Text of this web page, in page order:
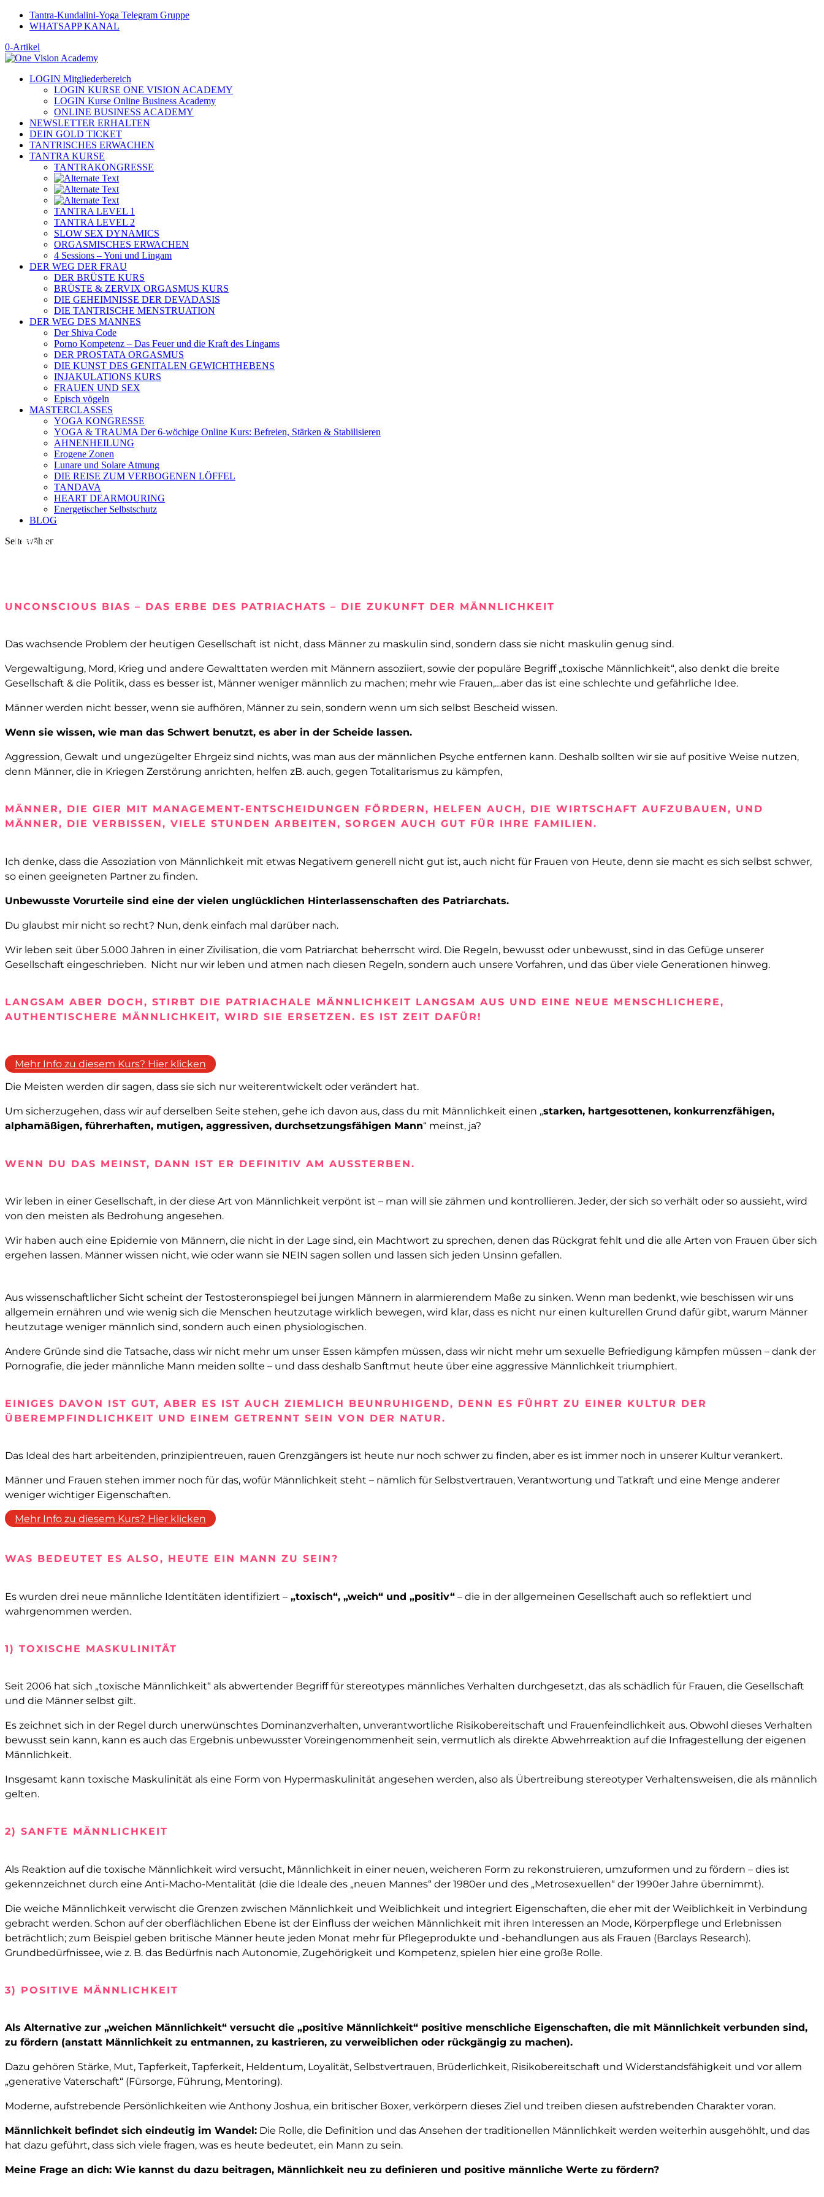
Tantra-Kundalini-Yoga Telegram Gruppe
WHATSAPP KANAL
0-Artikel
LOGIN Mitgliederbereich
LOGIN KURSE ONE VISION ACADEMY
LOGIN Kurse Online Business Academy
ONLINE BUSINESS ACADEMY
NEWSLETTER ERHALTEN
DEIN GOLD TICKET
TANTRISCHES ERWACHEN
TANTRA KURSE
TANTRAKONGRESSE
TANTRA LEVEL 1
TANTRA LEVEL 2
SLOW SEX DYNAMICS
ORGASMISCHES ERWACHEN
4 Sessions – Yoni und Lingam
DER WEG DER FRAU
DER BRÜSTE KURS
BRÜSTE & ZERVIX ORGASMUS KURS
DIE GEHEIMNISSE DER DEVADASIS
DIE TANTRISCHE MENSTRUATION
DER WEG DES MANNES
Der Shiva Code
Porno Kompetenz – Das Feuer und die Kraft des Lingams
DER PROSTATA ORGASMUS
DIE KUNST DES GENITALEN GEWICHTHEBENS
INJAKULATIONS KURS
FRAUEN UND SEX
Episch vögeln
MASTERCLASSES
YOGA KONGRESSE
YOGA & TRAUMA Der 6‑wöchige Online Kurs: Befreien, Stärken & Stabilisieren
AHNENHEILUNG
Erogene Zonen
Lunare und Solare Atmung
DIE REISE ZUM VERBOGENEN LÖFFEL
TANDAVA
HEART DEARMOURING
Energetischer Selbstschutz
BLOG
Seite wählen
Das Erbe des Patriachats
UNCONSCIOUS BIAS – DAS ERBE DES PATRIACHATS – DIE ZUKUNFT DER MÄNNLICHKEIT
Das wachsende Problem der heutigen Gesellschaft ist nicht, dass Männer zu maskulin sind, sondern dass sie nicht maskulin genug sind.
Vergewaltigung, Mord, Krieg und andere Gewalttaten werden mit Männern assoziiert, sowie der populäre Begriff „toxische Männlichkeit“, also denkt die breite
Gesellschaft & die Politik, dass es besser ist, Männer weniger männlich zu machen; mehr wie Frauen,…aber das ist eine schlechte und gefährliche Idee.
Männer werden nicht besser, wenn sie aufhören, Männer zu sein, sondern wenn um sich selbst Bescheid wissen.
Wenn sie wissen, wie man das Schwert benutzt, es aber in der Scheide lassen.
Aggression, Gewalt und ungezügelter Ehrgeiz sind nichts, was man aus der männlichen Psyche entfernen kann. Deshalb sollten wir sie auf positive Weise nutzen,
denn Männer, die in Kriegen Zerstörung anrichten, helfen zB. auch, gegen Totalitarismus zu kämpfen,
MÄNNER, DIE GIER MIT MANAGEMENT-ENTSCHEIDUNGEN FÖRDERN, HELFEN AUCH, DIE WIRTSCHAFT AUFZUBAUEN, UND
MÄNNER, DIE VERBISSEN, VIELE STUNDEN ARBEITEN, SORGEN AUCH GUT FÜR IHRE FAMILIEN.
Ich denke, dass die Assoziation von Männlichkeit mit etwas Negativem generell nicht gut ist, auch nicht für Frauen von Heute, denn sie macht es sich selbst schwer,
so einen geeigneten Partner zu finden.
Unbewusste Vorurteile sind eine der vielen unglücklichen Hinterlassenschaften des Patriarchats.
Du glaubst mir nicht so recht? Nun, denk einfach mal darüber nach.
Wir leben seit über 5.000 Jahren in einer Zivilisation, die vom Patriarchat beherrscht wird. Die Regeln, bewusst oder unbewusst, sind in das Gefüge unserer
Gesellschaft eingeschrieben. Nicht nur wir leben und atmen nach diesen Regeln, sondern auch unsere Vorfahren, und das über viele Generationen hinweg.
LANGSAM ABER DOCH, STIRBT DIE PATRIACHALE MÄNNLICHKEIT LANGSAM AUS UND EINE NEUE MENSCHLICHERE,
AUTHENTISCHERE MÄNNLICHKEIT, WIRD SIE ERSETZEN. ES IST ZEIT DAFÜR!
Mehr Info zu diesem Kurs? Hier klicken
Die Meisten werden dir sagen, dass sie sich nur weiterentwickelt oder verändert hat.
Um sicherzugehen, dass wir auf derselben Seite stehen, gehe ich davon aus, dass du mit Männlichkeit einen „starken, hartgesottenen, konkurrenzfähigen,
alphamäßigen, führerhaften, mutigen, aggressiven, durchsetzungsfähigen Mann“ meinst, ja?
WENN DU DAS MEINST, DANN IST ER DEFINITIV AM AUSSTERBEN.
Wir leben in einer Gesellschaft, in der diese Art von Männlichkeit verpönt ist – man will sie zähmen und kontrollieren. Jeder, der sich so verhält oder so aussieht, wird
von den meisten als Bedrohung angesehen.
Wir haben auch eine Epidemie von Männern, die nicht in der Lage sind, ein Machtwort zu sprechen, denen das Rückgrat fehlt und die alle Arten von Frauen über sich
ergehen lassen. Männer wissen nicht, wie oder wann sie NEIN sagen sollen und lassen sich jeden Unsinn gefallen.
Aus wissenschaftlicher Sicht scheint der Testosteronspiegel bei jungen Männern in alarmierendem Maße zu sinken. Wenn man bedenkt, wie beschissen wir uns
allgemein ernähren und wie wenig sich die Menschen heutzutage wirklich bewegen, wird klar, dass es nicht nur einen kulturellen Grund dafür gibt, warum Männer
heutzutage weniger männlich sind, sondern auch einen physiologischen.
Andere Gründe sind die Tatsache, dass wir nicht mehr um unser Essen kämpfen müssen, dass wir nicht mehr um sexuelle Befriedigung kämpfen müssen – dank der
Pornografie, die jeder männliche Mann meiden sollte – und dass deshalb Sanftmut heute über eine aggressive Männlichkeit triumphiert.
EINIGES DAVON IST GUT, ABER ES IST AUCH ZIEMLICH BEUNRUHIGEND, DENN ES FÜHRT ZU EINER KULTUR DER
ÜBEREMPFINDLICHKEIT UND EINEM GETRENNT SEIN VON DER NATUR.
Das Ideal des hart arbeitenden, prinzipientreuen, rauen Grenzgängers ist heute nur noch schwer zu finden, aber es ist immer noch in unserer Kultur verankert.
Männer und Frauen stehen immer noch für das, wofür Männlichkeit steht – nämlich für Selbstvertrauen, Verantwortung und Tatkraft und eine Menge anderer
weniger wichtiger Eigenschaften.
Mehr Info zu diesem Kurs? Hier klicken
WAS BEDEUTET ES ALSO, HEUTE EIN MANN ZU SEIN?
Es wurden drei neue männliche Identitäten identifiziert – „toxisch“, „weich“ und „positiv“ – die in der allgemeinen Gesellschaft auch so reflektiert und
wahrgenommen werden.
1) TOXISCHE MASKULINITÄT
Seit 2006 hat sich „toxische Männlichkeit“ als abwertender Begriff für stereotypes männliches Verhalten durchgesetzt, das als schädlich für Frauen, die Gesellschaft
und die Männer selbst gilt.
Es zeichnet sich in der Regel durch unerwünschtes Dominanzverhalten, unverantwortliche Risikobereitschaft und Frauenfeindlichkeit aus. Obwohl dieses Verhalten
bewusst sein kann, kann es auch das Ergebnis unbewusster Voreingenommenheit sein, vermutlich als direkte Abwehrreaktion auf die Infragestellung der eigenen
Männlichkeit.
Insgesamt kann toxische Maskulinität als eine Form von Hypermaskulinität angesehen werden, also als Übertreibung stereotyper Verhaltensweisen, die als männlich
gelten.
2) SANFTE MÄNNLICHKEIT
Als Reaktion auf die toxische Männlichkeit wird versucht, Männlichkeit in einer neuen, weicheren Form zu rekonstruieren, umzuformen und zu fördern – dies ist
gekennzeichnet durch eine Anti-Macho-Mentalität (die die Ideale des „neuen Mannes“ der 1980er und des „Metrosexuellen“ der 1990er Jahre übernimmt).
Die weiche Männlichkeit verwischt die Grenzen zwischen Männlichkeit und Weiblichkeit und integriert Eigenschaften, die eher mit der Weiblichkeit in Verbindung
gebracht werden. Schon auf der oberflächlichen Ebene ist der Einfluss der weichen Männlichkeit mit ihren Interessen an Mode, Körperpflege und Erlebnissen
beträchtlich; zum Beispiel geben britische Männer heute jeden Monat mehr für Pflegeprodukte und -behandlungen aus als Frauen (Barclays Research).
Grundbedürfnissee, wie z. B. das Bedürfnis nach Autonomie, Zugehörigkeit und Kompetenz, spielen hier eine große Rolle.
3) POSITIVE MÄNNLICHKEIT
Als Alternative zur „weichen Männlichkeit“ versucht die „positive Männlichkeit“ positive menschliche Eigenschaften, die mit Männlichkeit verbunden sind,
zu fördern (anstatt Männlichkeit zu entmannen, zu kastrieren, zu verweiblichen oder rückgängig zu machen).
Dazu gehören Stärke, Mut, Tapferkeit, Tapferkeit, Heldentum, Loyalität, Selbstvertrauen, Brüderlichkeit, Risikobereitschaft und Widerstandsfähigkeit und vor allem
„generative Vaterschaft“ (Fürsorge, Führung, Mentoring).
Moderne, aufstrebende Persönlichkeiten wie Anthony Joshua, ein britischer Boxer, verkörpern dieses Ziel und treiben diesen aufstrebenden Charakter voran.
Männlichkeit befindet sich eindeutig im Wandel: Die Rolle, die Definition und das Ansehen der traditionellen Männlichkeit werden weiterhin ausgehöhlt, und das
hat dazu geführt, dass sich viele fragen, was es heute bedeutet, ein Mann zu sein.
Meine Frage an dich: Wie kannst du dazu beitragen, Männlichkeit neu zu definieren und positive männliche Werte zu fördern?